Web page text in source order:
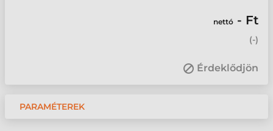
nettó - Ft
(-)
Érdeklődjön
PARAMÉTEREK